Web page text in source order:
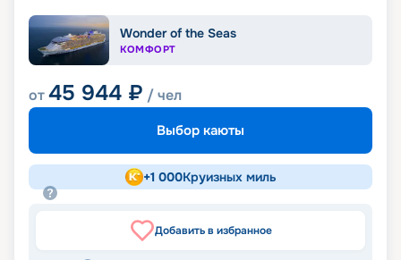
Wonder of the Seas
КОМФОРТ
от45 944 ₽ / чел
Выбор каюты
+1 000Круизных миль
Добавить в избранное